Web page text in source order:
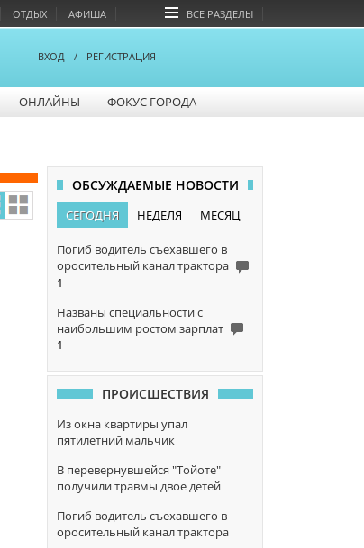
ОТДЫХ АФИША ВСЕ РАЗДЕЛЫ
ВХОД / РЕГИСТРАЦИЯ
ОНЛАЙНЫ ФОКУС ГОРОДА
ОБСУЖДАЕМЫЕ НОВОСТИ
СЕГОДНЯ НЕДЕЛЯ МЕСЯЦ
Погиб водитель съехавшего в
оросительный канал трактора
1
Названы специальности с
наибольшим ростом зарплат
1
ПРОИСШЕСТВИЯ
Из окна квартиры упал
пятилетний мальчик
В перевернувшейся "Тойоте"
получили травмы двое детей
Погиб водитель съехавшего в
оросительный канал трактора